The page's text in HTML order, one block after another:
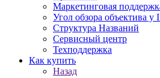
Маркетинговая
Угол обзора объектива у
Структура Названий
Сервисный центр
Техподдержка
Как купить
Назад